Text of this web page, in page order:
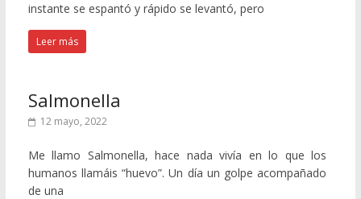
instante se espantó y rápido se levantó, pero
Leer más
Salmonella
12 mayo, 2022
Me llamo Salmonella, hace nada vivía en lo que los
humanos llamáis “huevo”. Un día un golpe acompañado
de una